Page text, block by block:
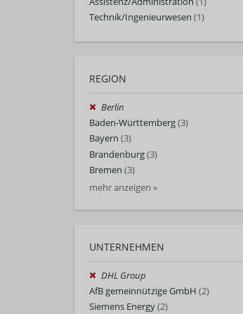
Technik/Ingenieurwesen (1)
REGION
Berlin
Baden-Württemberg(3)
Bayern (3)
Brandenburg(3)
Bremen (3)
mehr anzeigen »
UNTERNEHMEN
DHL Group
AfB gemeinnützige GmbH (2)
Siemens Energy(2)